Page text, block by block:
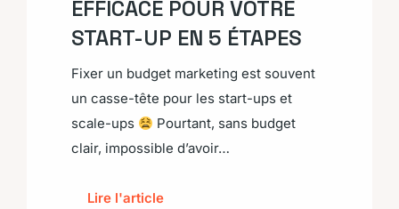
EFFICACE POUR VOTRE
START-UP EN 5 ÉTAPES
Fixer un budget marketing est souvent
un casse-tête pour les start-ups et
scale-ups
Pourtant, sans budget
clair, impossible d’avoir…
Lire l'article